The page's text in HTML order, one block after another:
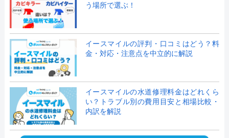
う場所で選ぶ！
イースマイルの評判・口コミはどう？料
金・対応・注意点を中立的に解説
イースマイルの水道修理料金はどれくら
い？トラブル別の費用目安と相場比較・
内訳を解説